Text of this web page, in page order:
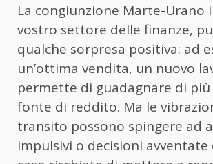
La congiunzione Marte-Urano
vostro settore delle finanze,
qualche sorpresa positiva: ad
un’ottima vendita, un nuovo
permette di guadagnare di più
fonte di reddito. Ma le
transito possono spingere ad
impulsivi o decisioni